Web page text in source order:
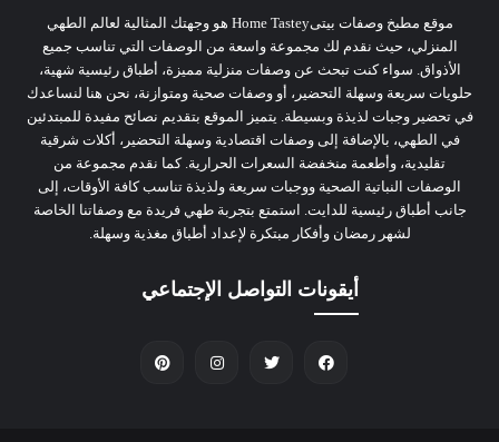
موقع مطبخ وصفات بيتىHome Tastey هو وجهتك المثالية لعالم الطهي
المنزلي، حيث نقدم لك مجموعة واسعة من الوصفات التي تناسب جميع
الأذواق. سواء كنت تبحث عن وصفات منزلية مميزة، أطباق رئيسية شهية،
حلويات سريعة وسهلة التحضير، أو وصفات صحية ومتوازنة، نحن هنا لنساعدك
في تحضير وجبات لذيذة وبسيطة. يتميز الموقع بتقديم نصائح مفيدة للمبتدئين
في الطهي، بالإضافة إلى وصفات اقتصادية وسهلة التحضير، أكلات شرقية
تقليدية، وأطعمة منخفضة السعرات الحرارية. كما نقدم مجموعة من
الوصفات النباتية الصحية ووجبات سريعة ولذيذة تناسب كافة الأوقات، إلى
جانب أطباق رئيسية للدايت. استمتع بتجربة طهي فريدة مع وصفاتنا الخاصة
لشهر رمضان وأفكار مبتكرة لإعداد أطباق مغذية وسهلة.
أيقونات التواصل الإجتماعي